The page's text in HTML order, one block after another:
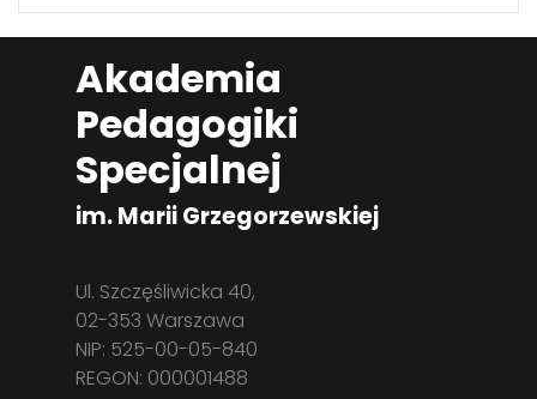
Akademia
Pedagogiki
Specjalnej
im. Marii Grzegorzewskiej
Ul. Szczęśliwicka 40,
02-353 Warszawa
NIP: 525-00-05-840
REGON: 000001488